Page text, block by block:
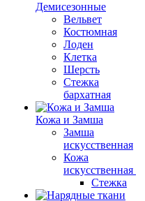
Демисезонные
Вельвет
Костюмная
Лоден
Клетка
Шерсть
Стежка
бархатная
Кожа и Замша
Замша
искусственная
Кожа
искусственная
Стежка